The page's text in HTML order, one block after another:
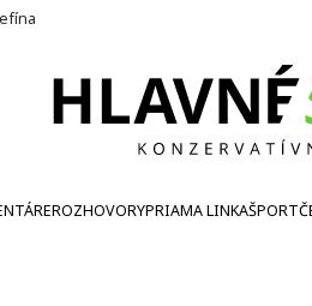
ROZHOVORYPRIAMA LINKAŠPORT